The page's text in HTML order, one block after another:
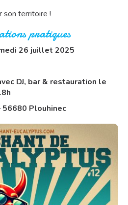
son territoire !
pratiques
26 juillet 2025
DJ, bar & restauration le
Plouhinec